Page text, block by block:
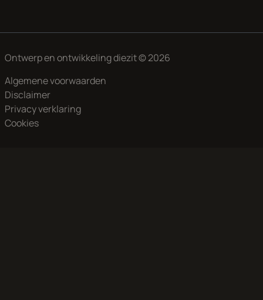
Ontwerp en ontwikkelingdiezit© 2026
Algemene voorwaarden
Disclaimer
Privacy verklaring
Cookies